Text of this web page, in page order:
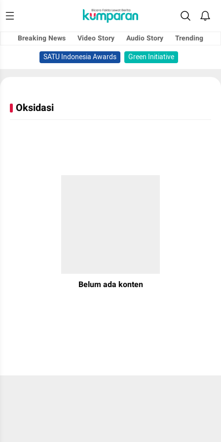
Breaking News Video Story Audio Story
Trending
SATU Indonesia Awards
Green Initiative
Oksidasi
Belum ada konten